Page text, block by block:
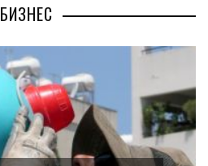
БИЗНЕС